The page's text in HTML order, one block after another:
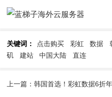
关键词： 点击购买 彩虹 数据
矶
建站 中国大陆 直连
上一篇：韩国首选！彩虹数据6折